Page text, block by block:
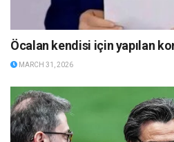
Öcalan kendisi için yapılan
MARCH 31, 2026